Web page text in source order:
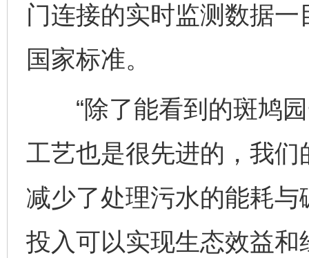
门连接的实时监测数据
国家标准。
“除了能看到的斑鸠园
工艺也是很先进的，我
减少了处理污水的能耗与
投入可以实现生态效益和